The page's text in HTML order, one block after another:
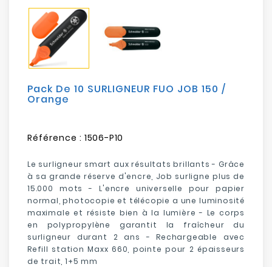
Sécurité
Mobilités
Pack De 10 SURLIGNEUR FUO JOB 150 /
Orange
Référence : 1506-P10
Le surligneur smart aux résultats brillants - Grâce
à sa grande réserve d'encre, Job surligne plus de
15.000 mots - L'encre universelle pour papier
normal, photocopie et télécopie a une luminosité
maximale et résiste bien à la lumière - Le corps
en polypropylène garantit la fraîcheur du
surligneur durant 2 ans - Rechargeable avec
Refill station Maxx 660, pointe pour 2 épaisseurs
de trait, 1+5 mm